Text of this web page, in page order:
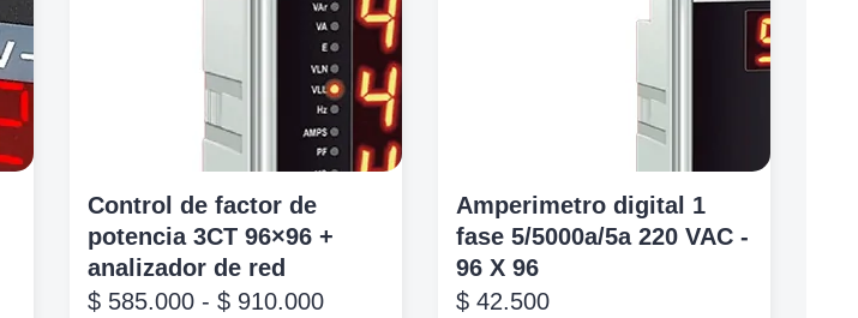
Control de factor de
potencia 3CT 96×96 +
analizador de red
$585.000 - $910.000
Amperimetro digital 1
fase 5/5000a/5a 220 VAC -
96 X 96
$42.500